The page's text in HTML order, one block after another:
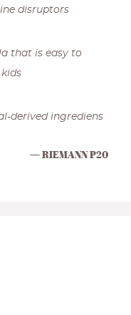
disruptors
that is easy to
derived ingrediens
RIEMANN P20